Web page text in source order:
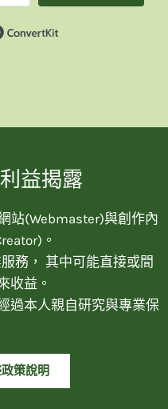
益揭露
站(Webmaster)與創作內
。
務， 其中可能直接或間
收益。
過本人親自研究與專業保
策說明